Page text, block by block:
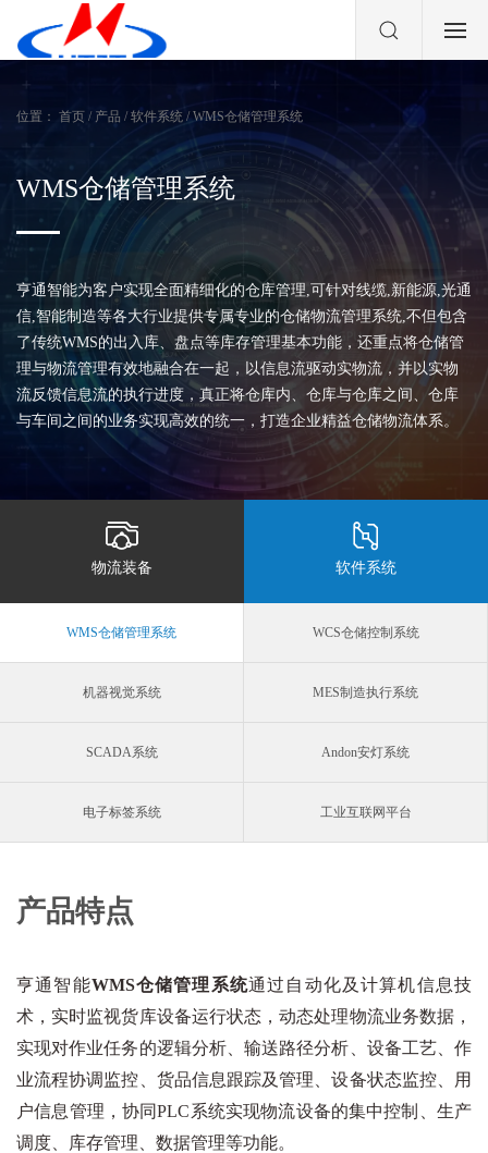
位置： 首页 / 产品 / 软件系统 /WMS仓储管理系统
WMS仓储管理系统
亨通智能为客户实现全面精细化的仓库管理,可针对线缆,新能源,光通
信,智能制造等各大行业提供专属专业的仓储物流管理系统,不但包含
了传统WMS的出入库、盘点等库存管理基本功能，还重点将仓储管
理与物流管理有效地融合在一起，以信息流驱动实物流，并以实物
流反馈信息流的执行进度，真正将仓库内、仓库与仓库之间、仓库
与车间之间的业务实现高效的统一，打造企业精益仓储物流体系。
物流装备 软件系统
WMS仓储管理系统 WCS仓储控制系统
机器视觉系统 MES制造执行系统
SCADA系统 Andon安灯系统
电子标签系统 工业互联网平台
产品特点
亨通智能WMS仓储管理系统通过自动化及计算机信息技
术，实时监视货库设备运行状态，动态处理物流业务数据，
实现对作业任务的逻辑分析、输送路径分析、设备工艺、作
业流程协调监控、货品信息跟踪及管理、设备状态监控、用
户信息管理，协同PLC系统实现物流设备的集中控制、生产
调度、库存管理、数据管理等功能。